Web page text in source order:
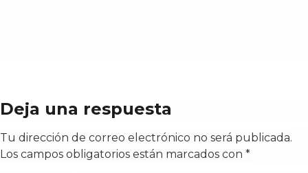
Deja una respuesta
Tu dirección de correo electrónico no será publicada.
Los campos obligatorios están marcados con *